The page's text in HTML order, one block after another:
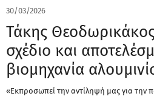
30/03/2026
Τάκης
σχέδιο και
βιομηχανία
«Εκπροσωπεί την αντίληψή μας για την